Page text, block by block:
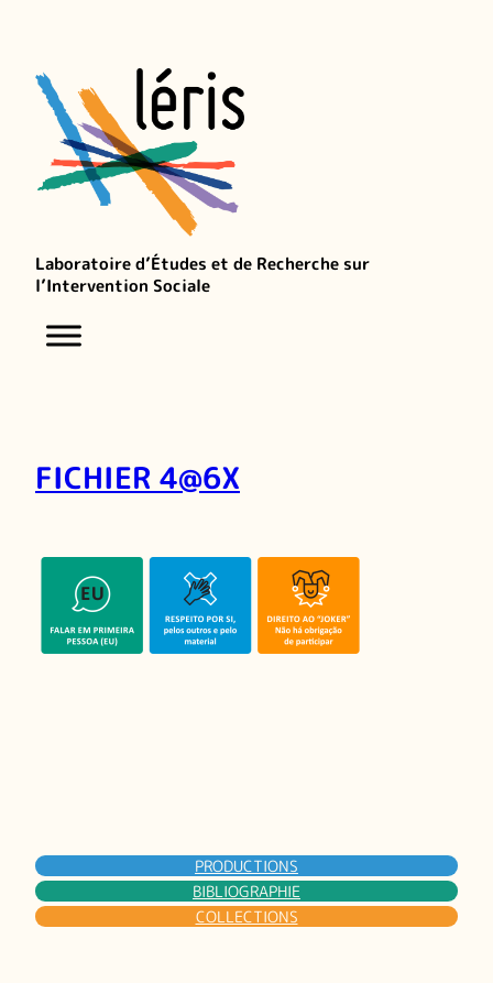
Laboratoire d’Études et de Recherche sur
l’Intervention Sociale
FICHIER 4@6X
PRODUCTIONS
BIBLIOGRAPHIE
COLLECTIONS